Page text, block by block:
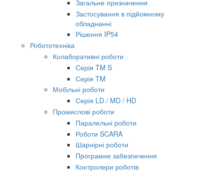
Загальне призначення
Застосування в підйомному
обладнанні
Рішення IP54
Робототехніка
Колаборативні роботи
Серія TM S
Серія TM
Мобільні роботи
Серія LD / MD / HD
Промислові роботи
Паралельні роботи
Роботи SCARA
Шарнірні роботи
Програмне забезпечення
Контролери роботів